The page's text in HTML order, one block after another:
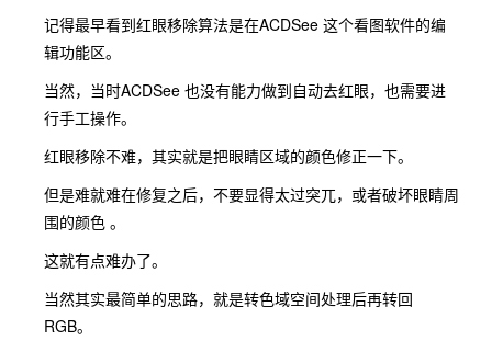
记得最早看到红眼移除算法是在ACDSee 这个看图软件的编
辑功能区。
当然，当时ACDSee 也没有能力做到自动去红眼，也需要进
行手工操作。
红眼移除不难，其实就是把眼睛区域的颜色修正一下。
但是难就难在修复之后，不要显得太过突兀，或者破坏眼睛周
围的颜色 。
这就有点难办了。
当然其实最简单的思路，就是转色域空间处理后再转回
RGB。